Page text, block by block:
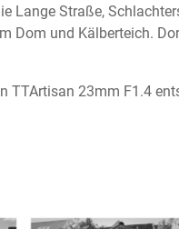
Lange Straße,
Dom und Kälberteich.
23mm F1.4